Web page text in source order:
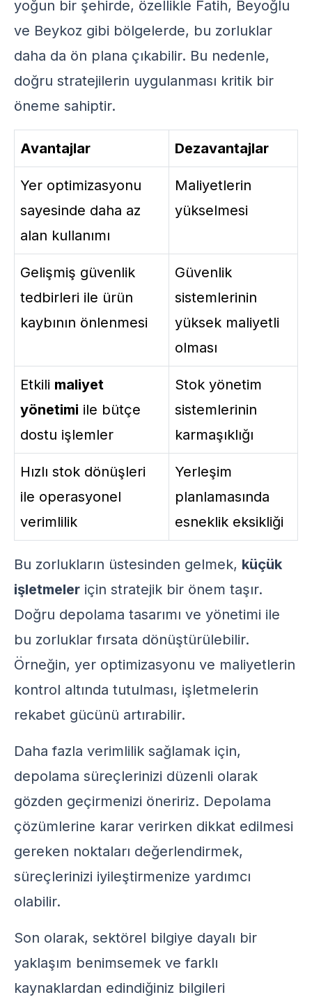
yoğun bir şehirde, özellikle Fatih, Beyoğlu
ve Beykoz gibi bölgelerde, bu zorluklar
daha da ön plana çıkabilir. Bu nedenle,
doğru stratejilerin uygulanması kritik bir
öneme sahiptir.
Avantajlar Dezavantajlar
Yer optimizasyonu
sayesinde daha az
alan kullanımı
Maliyetlerin
yükselmesi
Gelişmiş güvenlik
tedbirleri ile ürün
kaybının önlenmesi
Güvenlik
sistemlerinin
yüksek maliyetli
olması
Etkili maliyet
yönetimi ile bütçe
dostu işlemler
Stok yönetim
sistemlerinin
karmaşıklığı
Hızlı stok dönüşleri
ile operasyonel
verimlilik
Yerleşim
planlamasında
esneklik eksikliği
Bu zorlukların üstesinden gelmek, küçük
işletmeler için stratejik bir önem taşır.
Doğru depolama tasarımı ve yönetimi ile
bu zorluklar fırsata dönüştürülebilir.
Örneğin, yer optimizasyonu ve maliyetlerin
kontrol altında tutulması, işletmelerin
rekabet gücünü artırabilir.
Daha fazla verimlilik sağlamak için,
depolama süreçlerinizi düzenli olarak
gözden geçirmenizi öneririz. Depolama
çözümlerine karar verirken dikkat edilmesi
gereken noktaları değerlendirmek,
süreçlerinizi iyileştirmenize yardımcı
olabilir.
Son olarak, sektörel bilgiye dayalı bir
yaklaşım benimsemek ve farklı
kaynaklardan edindiğiniz bilgileri